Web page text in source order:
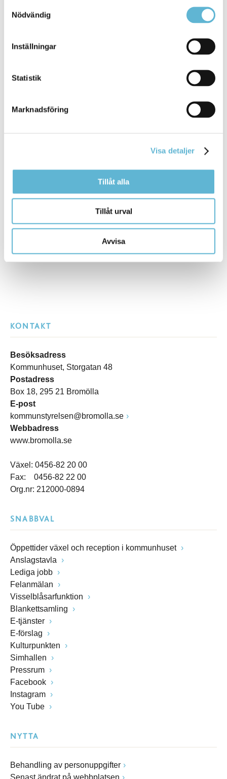
Nödvändig
Inställningar
Statistik
Marknadsföring
Visa detaljer
Tillåt alla
Tillåt urval
Avvisa
Skolverket Anpassad gymnasieskola (tidigare
Kontakt
Mottagningsansvarig för anpassad grund- och
KONTAKT
Besöksadress
Kommunhuset, Storgatan 48
Postadress
Box 18, 295 21 Bromölla
E-post
kommunstyrelsen@bromolla.se
Webbadress
www.bromolla.se
Växel: 0456-82 20 00
Fax: 0456-82 22 00
Org.nr: 212000-0894
SNABBVAL
Öppettider växel och reception i kommunhuset
Anslagstavla
Lediga jobb
Felanmälan
Visselblåsarfunktion
Blankettsamling
E-tjänster
E-förslag
Kulturpunkten
Simhallen
Pressrum
Facebook
Instagram
You Tube
NYTTA
Behandling av personuppgifter
Senast ändrat på webbplatsen